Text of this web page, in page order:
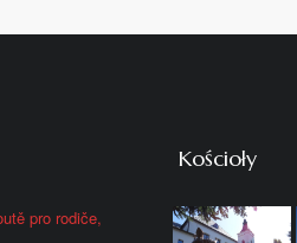
pro rodiče,
Kościoły